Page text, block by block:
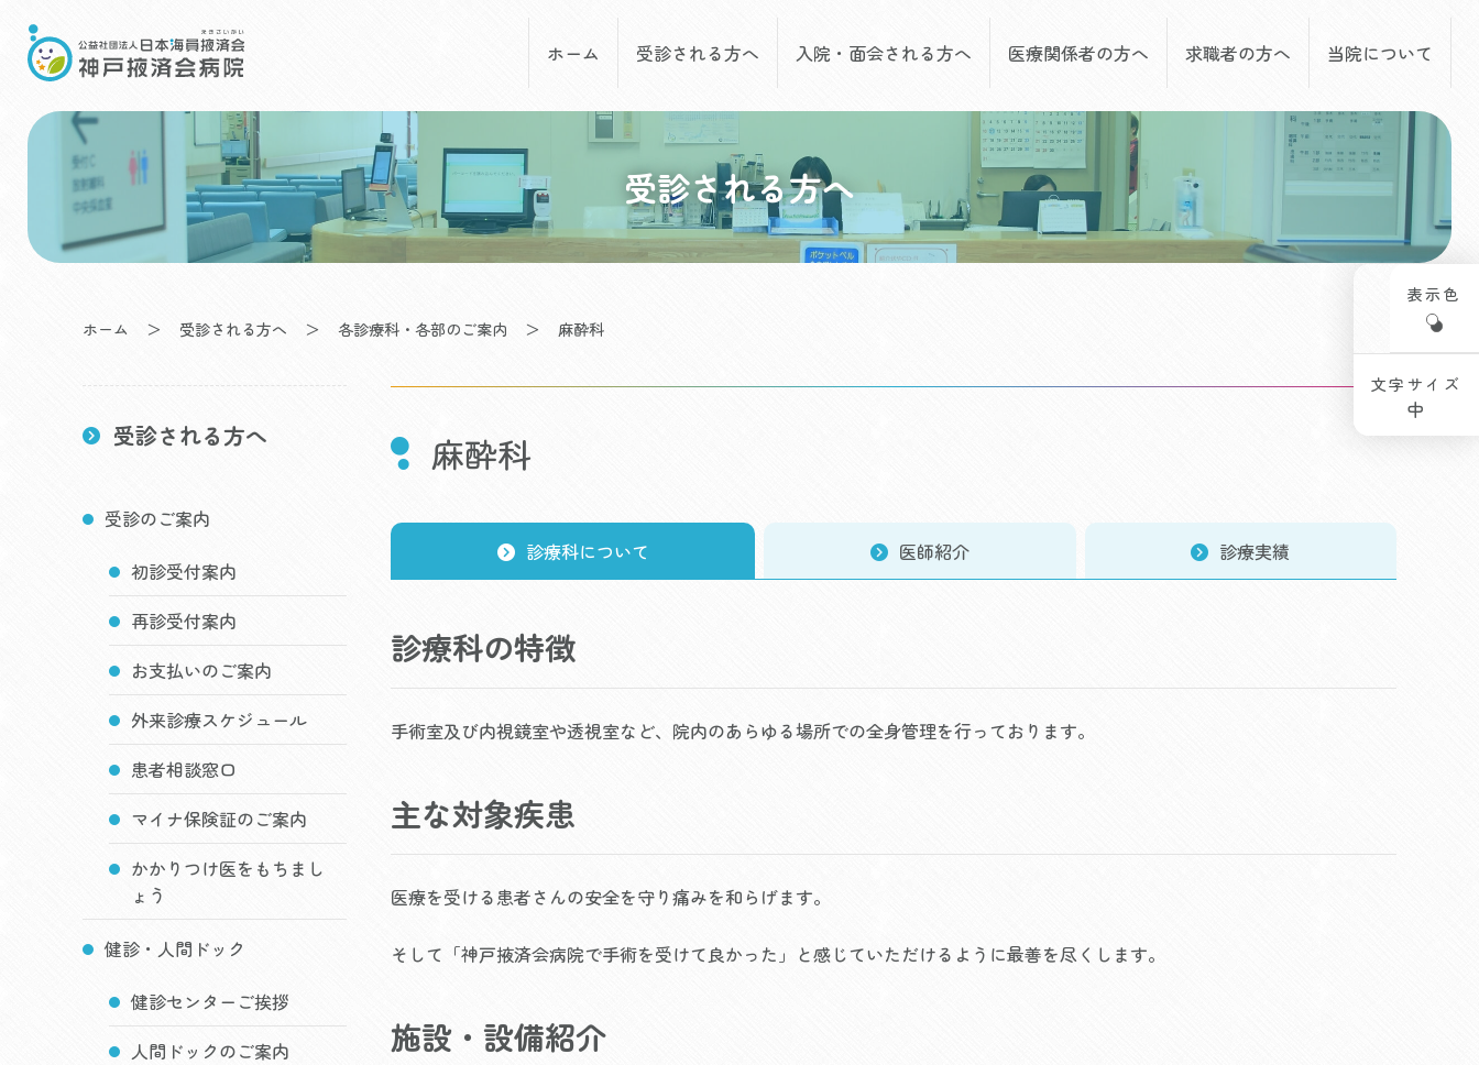
content
ホーム 受診される方へ 入院・面会される方へ 医療関係者の方へ 求職者の方へ 当院について
表示色
文字サイズ
受診される方へ
ホーム ＞ 受診される方へ ＞ 各診療科・各部のご案内 ＞ 麻酔科
受診される方へ
受診のご案内
初診受付案内
再診受付案内
お支払いのご案内
外来診療スケジュール
患者相談窓口
マイナ保険証のご案内
かかりつけ医をもちまし
ょう
健診・人間ドック
健診センターご挨拶
人間ドックのご案内
麻酔科
診療科について 医師紹介 診療実績
診療科の特徴
手術室及び内視鏡室や透視室など、院内のあらゆる場所での全身管理を行っております。
主な対象疾患
医療を受ける患者さんの安全を守り痛みを和らげます。
そして「神戸掖済会病院で手術を受けて良かった」と感じていただけるように最善を尽くします。
施設・設備紹介